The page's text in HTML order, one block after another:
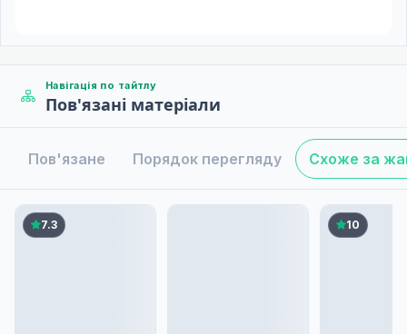
Навігація по тайтлу
Пов'язані матеріали
Пов'язане Порядок перегляду Схоже за
7.3 10